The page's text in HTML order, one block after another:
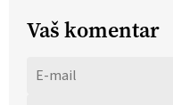
Vaš komentar